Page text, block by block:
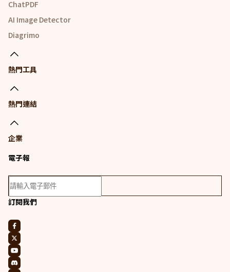
ChatPDF
AI Image Detector
Diagrimo
熱門工具
熱門連結
企業
電子報
訂閱我們